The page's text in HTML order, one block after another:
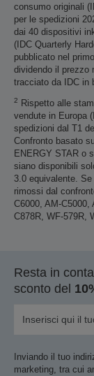
consumo originali
per le spedizioni
dai 40 dispositivi
(IDC Quarterly
pubblicato nel
dividendo il prezzo
tracciato da IDC in
2
Rispetto alle
vendute in Europa
spedizioni dal T1
Confronto basato
ENERGY STAR o
siano disponibili
3.0 equivalente.
rimossi dal
C6000, AM-C5000,
C878R, WF-579R,
Resta in
sconto del
Inviando il tuo
marketing, tra cui